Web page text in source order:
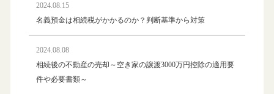
2024.08.15
名義預金は相続税がかかるのか？判断基準から対策
2024.08.08
相続後の不動産の売却～空き家の譲渡3000万円控除の適用要
件や必要書類～